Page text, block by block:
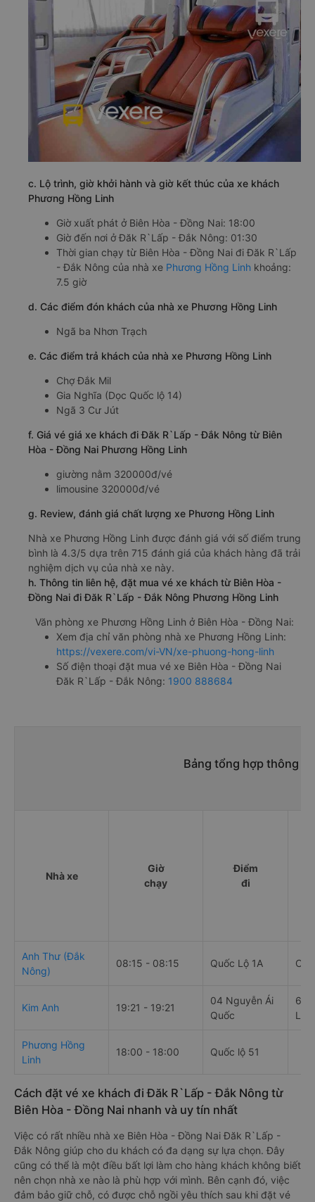
c. Lộ trình, giờ khởi hành và giờ kết thúc của xe khách
Phương Hồng Linh
Giờ xuất phát ở Biên Hòa - Đồng Nai: 18:00
Giờ đến nơi ở Đăk R`Lấp - Đắk Nông: 01:30
Thời gian chạy từ Biên Hòa - Đồng Nai đi Đăk R`Lấp
- Đắk Nông của nhà xe Phương Hồng Linh khoảng:
7.5 giờ
d. Các điểm đón khách của nhà xe Phương Hồng Linh
Ngã ba Nhơn Trạch
e. Các điểm trả khách của nhà xe Phương Hồng Linh
Chợ Đắk Mil
Gia Nghĩa (Dọc Quốc lộ 14)
Ngã 3 Cư Jút
f. Giá vé giá xe khách đi Đăk R`Lấp - Đắk Nông từ Biên
Hòa - Đồng Nai Phương Hồng Linh
giường nằm 320000đ/vé
limousine 320000đ/vé
g. Review, đánh giá chất lượng xe Phương Hồng Linh
Nhà xe Phương Hồng Linh được đánh giá với số điểm trung
bình là 4.3/5 dựa trên 715 đánh giá của khách hàng đã trải
nghiệm dịch vụ của nhà xe này.
h. Thông tin liên hệ, đặt mua vé xe khách từ Biên Hòa -
Đồng Nai đi Đăk R`Lấp - Đắk Nông Phương Hồng Linh
Văn phòng xe Phương Hồng Linh ở Biên Hòa - Đồng Nai:
Xem địa chỉ văn phòng nhà xe Phương Hồng Linh:
https://vexere.com/vi-VN/xe-phuong-hong-linh
Số điện thoại đặt mua vé xe Biên Hòa - Đồng Nai
Đăk R`Lấp - Đắk Nông: 1900 888684
Bảng tổng hợp thông
Nhà xe
Giờ
chạy
Điểm
đi
Anh Thư (Đắk
Nông)
08:15 - 08:15 Quốc Lộ 1A
Kim Anh 19:21 - 19:21
04 Nguyễn Ái
Quốc
6
Phương Hồng
Linh
18:00 - 18:00 Quốc lộ 51
Cách đặt vé xe khách đi Đăk R`Lấp - Đắk Nông từ
Biên Hòa - Đồng Nai nhanh và uy tín nhất
Việc có rất nhiều nhà xe Biên Hòa - Đồng Nai Đăk R`Lấp -
Đắk Nông giúp cho du khách có đa dạng sự lựa chọn. Đây
cũng có thể là một điều bất lợi làm cho hàng khách không biết
nên chọn nhà xe nào là phù hợp với mình. Bên cạnh đó, việc
đảm bảo giữ chỗ, có được chỗ ngồi yêu thích sau khi đặt vé